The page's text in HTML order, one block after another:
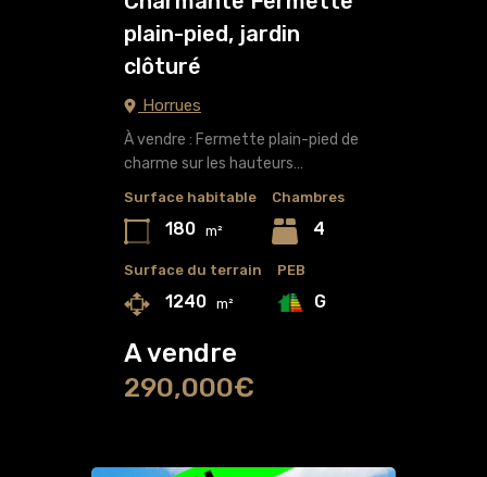
plain-pied, jardin
clôturé
Horrues
À vendre : Fermette plain-pied de
charme sur les hauteurs…
Surface habitable
180 m²
Chambres
4
Surface du terrain
1240 m²
PEB
G
A vendre
290,000€